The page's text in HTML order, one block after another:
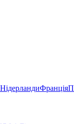
НідерландиФранція